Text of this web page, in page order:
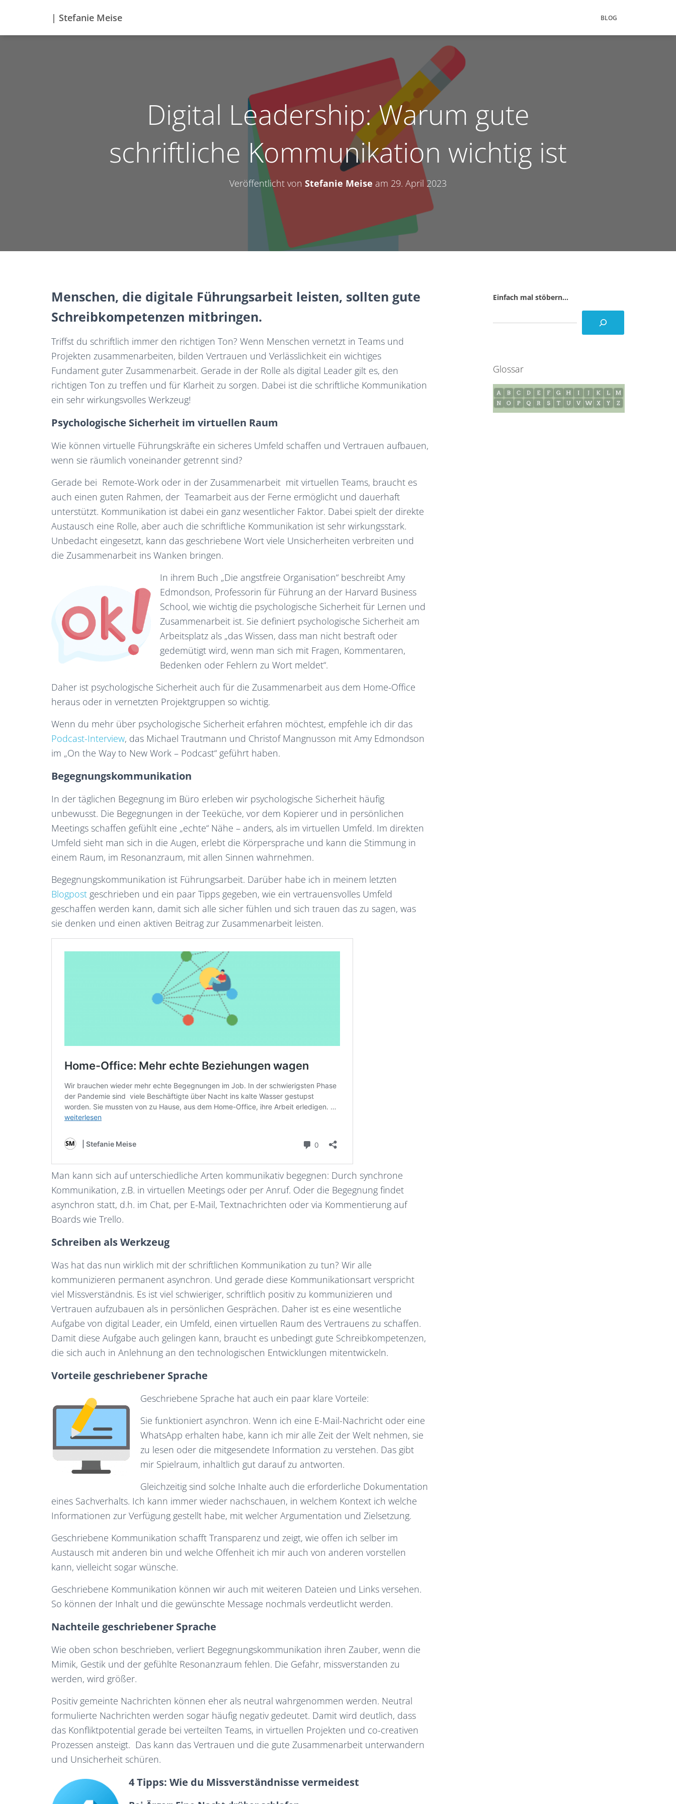
| Stefanie Meise BLOG
Digital Leadership: Warum gute
schriftliche Kommunikation wichtig ist
Veröffentlicht von Stefanie Meise am 29. April 2023
Menschen, die digitale Führungsarbeit leisten, sollten gute
Schreibkompetenzen mitbringen.
Triffst du schriftlich immer den richtigen Ton? Wenn Menschen vernetzt in Teams und
Projekten zusammenarbeiten, bilden Vertrauen und Verlässlichkeit ein wichtiges
Fundament guter Zusammenarbeit. Gerade in der Rolle als digital Leader gilt es, den
richtigen Ton zu treffen und für Klarheit zu sorgen. Dabei ist die schriftliche Kommunikation
ein sehr wirkungsvolles Werkzeug!
Psychologische Sicherheit im virtuellen Raum
Wie können virtuelle Führungskräfte ein sicheres Umfeld schaffen und Vertrauen aufbauen,
wenn sie räumlich voneinander getrennt sind?
Gerade bei Remote-Work oder in der Zusammenarbeit mit virtuellen Teams, braucht es
auch einen guten Rahmen, der Teamarbeit aus der Ferne ermöglicht und dauerhaft
unterstützt. Kommunikation ist dabei ein ganz wesentlicher Faktor. Dabei spielt der direkte
Austausch eine Rolle, aber auch die schriftliche Kommunikation ist sehr wirkungsstark.
Unbedacht eingesetzt, kann das geschriebene Wort viele Unsicherheiten verbreiten und
die Zusammenarbeit ins Wanken bringen.
In ihrem Buch „Die angstfreie Organisation“ beschreibt Amy
Edmondson, Professorin für Führung an der Harvard Business
School, wie wichtig die psychologische Sicherheit für Lernen und
Zusammenarbeit ist. Sie definiert psychologische Sicherheit am
Arbeitsplatz als „das Wissen, dass man nicht bestraft oder
gedemütigt wird, wenn man sich mit Fragen, Kommentaren,
Bedenken oder Fehlern zu Wort meldet“.
Daher ist psychologische Sicherheit auch für die Zusammenarbeit aus dem Home-Office
heraus oder in vernetzten Projektgruppen so wichtig.
Wenn du mehr über psychologische Sicherheit erfahren möchtest, empfehle ich dir das
Podcast-Interview, das Michael Trautmann und Christof Mangnusson mit Amy Edmondson
im „On the Way to New Work – Podcast“ geführt haben.
Begegnungskommunikation
In der täglichen Begegnung im Büro erleben wir psychologische Sicherheit häufig
unbewusst. Die Begegnungen in der Teeküche, vor dem Kopierer und in persönlichen
Meetings schaffen gefühlt eine „echte“ Nähe – anders, als im virtuellen Umfeld. Im direkten
Umfeld sieht man sich in die Augen, erlebt die Körpersprache und kann die Stimmung in
einem Raum, im Resonanzraum, mit allen Sinnen wahrnehmen.
Begegnungskommunikation ist Führungsarbeit. Darüber habe ich in meinem letzten
Blogpost geschrieben und ein paar Tipps gegeben, wie ein vertrauensvolles Umfeld
geschaffen werden kann, damit sich alle sicher fühlen und sich trauen das zu sagen, was
sie denken und einen aktiven Beitrag zur Zusammenarbeit leisten.
Man kann sich auf unterschiedliche Arten kommunikativ begegnen: Durch synchrone
Kommunikation, z.B. in virtuellen Meetings oder per Anruf. Oder die Begegnung findet
asynchron statt, d.h. im Chat, per E-Mail, Textnachrichten oder via Kommentierung auf
Boards wie Trello.
Schreiben als Werkzeug
Was hat das nun wirklich mit der schriftlichen Kommunikation zu tun? Wir alle
kommunizieren permanent asynchron. Und gerade diese Kommunikationsart verspricht
viel Missverständnis. Es ist viel schwieriger, schriftlich positiv zu kommunizieren und
Vertrauen aufzubauen als in persönlichen Gesprächen. Daher ist es eine wesentliche
Aufgabe von digital Leader, ein Umfeld, einen virtuellen Raum des Vertrauens zu schaffen.
Damit diese Aufgabe auch gelingen kann, braucht es unbedingt gute Schreibkompetenzen,
die sich auch in Anlehnung an den technologischen Entwicklungen mitentwickeln.
Vorteile geschriebener Sprache
Geschriebene Sprache hat auch ein paar klare Vorteile:
Sie funktioniert asynchron. Wenn ich eine E-Mail-Nachricht oder eine
WhatsApp erhalten habe, kann ich mir alle Zeit der Welt nehmen, sie
zu lesen oder die mitgesendete Information zu verstehen. Das gibt
mir Spielraum, inhaltlich gut darauf zu antworten.
Gleichzeitig sind solche Inhalte auch die erforderliche Dokumentation
eines Sachverhalts. Ich kann immer wieder nachschauen, in welchem Kontext ich welche
Informationen zur Verfügung gestellt habe, mit welcher Argumentation und Zielsetzung.
Geschriebene Kommunikation schafft Transparenz und zeigt, wie offen ich selber im
Austausch mit anderen bin und welche Offenheit ich mir auch von anderen vorstellen
kann, vielleicht sogar wünsche.
Geschriebene Kommunikation können wir auch mit weiteren Dateien und Links versehen.
So können der Inhalt und die gewünschte Message nochmals verdeutlicht werden.
Nachteile geschriebener Sprache
Wie oben schon beschrieben, verliert Begegnungskommunikation ihren Zauber, wenn die
Mimik, Gestik und der gefühlte Resonanzraum fehlen. Die Gefahr, missverstanden zu
werden, wird größer.
Positiv gemeinte Nachrichten können eher als neutral wahrgenommen werden. Neutral
formulierte Nachrichten werden sogar häufig negativ gedeutet. Damit wird deutlich, dass
das Konfliktpotential gerade bei verteilten Teams, in virtuellen Projekten und co-creativen
Prozessen ansteigt. Das kann das Vertrauen und die gute Zusammenarbeit unterwandern
und Unsicherheit schüren.
4 Tipps: Wie du Missverständnisse vermeidest
Einfach mal stöbern...
Glossar